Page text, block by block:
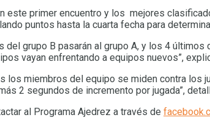
primer encuentro y los mejores
puntos hasta la cuarta fecha para
grupo B pasarán al grupo A, y los 4
vayan enfrentando a equipos nuevos”,
los miembros del equipo se miden contra
2 segundos de incremento por jugada”,
al Programa Ajedrez a través de